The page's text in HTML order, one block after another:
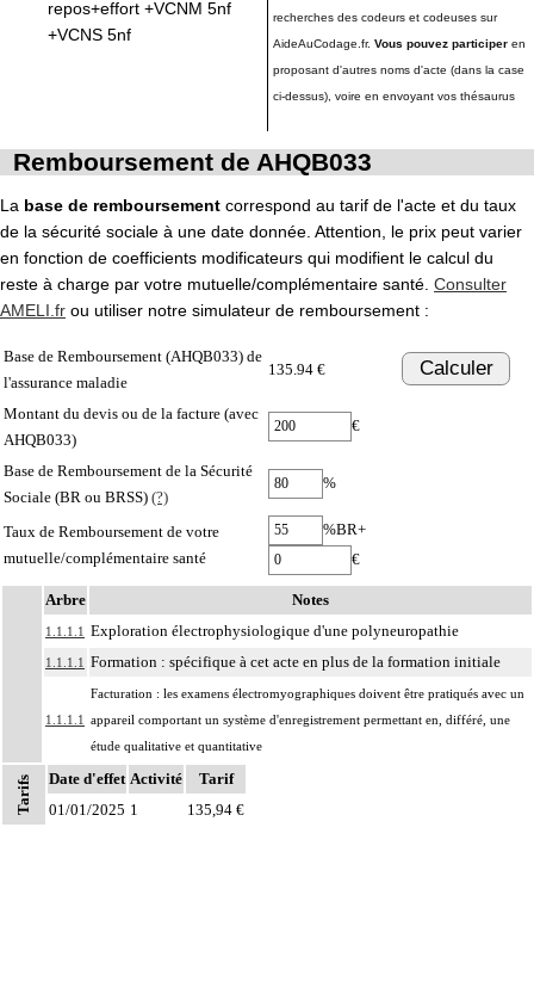
repos+effort +VCNM 5nf
+VCNS 5nf
recherches des codeurs et codeuses sur
AideAuCodage.fr. Vous pouvez participer en
proposant d'autres noms d'acte (dans la case
ci-dessus), voire en envoyant vos thésaurus
Remboursement de AHQB033
La base de remboursement correspond au tarif de l'acte et du taux
de la sécurité sociale à une date donnée. Attention, le prix peut varier
en fonction de coefficients modificateurs qui modifient le calcul du
reste à charge par votre mutuelle/complémentaire santé. Consulter
AMELI.fr ou utiliser notre simulateur de remboursement :
Base de Remboursement (AHQB033) de
l'assurance maladie
135.94 € Calculer
Montant du devis ou de la facture (avec
AHQB033)
€
Base de Remboursement de la Sécurité
Sociale (BR ou BRSS) (?)
%
Taux de Remboursement de votre
mutuelle/complémentaire santé
%BR+
€
Arbre Notes
1.1.1.1 Exploration électrophysiologique d'une polyneuropathie
1.1.1.1 Formation : spécifique à cet acte en plus de la formation initiale
1.1.1.1
Facturation : les examens électromyographiques doivent être pratiqués avec un
appareil comportant un système d'enregistrement permettant en, différé, une
étude qualitative et quantitative
À l'exclusion de : actes diagnostiques au niveau
- des muscles oculomoteurs ou de la paupière (cf chapitre 02)
Tarifs Date d'effet Activité
Tarif
01/01/2025 1 135,94 €